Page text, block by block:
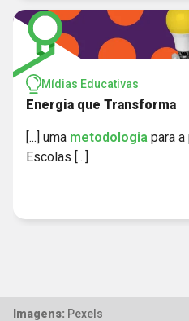
Mídias Educativas
Energia que Transforma
[...] uma metodologia para
Escolas [...]
Imagens: Pexels